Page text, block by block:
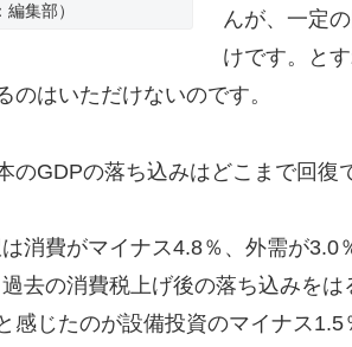
編集部）
んが、一定
けです。と
のはいただけないのです。
のGDPの落ち込みはどこまで回復
消費がマイナス4.8％、外需が3.0
去の消費税上げ後の落ち込みを
感じたのが設備投資のマイナス